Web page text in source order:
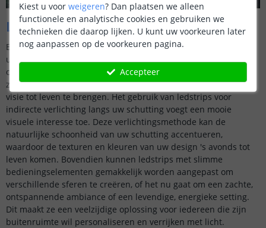
Lichtpatronen
Bent u op zoek naar een creatieve manier om uw schutting in
uw tuin te verlichten? Met ledstrips kunt u uw eigen patronen
of designs laten schijnen! Of het nu gaat om vormen, golven of
zelfs tekst, ledstrips bieden uw de flexibiliteit om uw creatieve
visie tot leven te brengen. Het gebruik van ledstrips voor
indirecte verlichting langs uw schutting voegt een mooie
visuele interesse toe. Deze verlichtingsmethode kan de
natuurlijke schoonheid van uw schutting accentueren,
waardoor de texturen en kleuren van uw design 's avonds tot
leven komen. Bovendien kunnen ledstrips met slimme
bedieningselementen gemakkelijk worden aangepast om
verschillende sferen te creëren, of het nu gaat om een zachte,
ontspannende ambiance of een levendige, energieke setting.
Dit maakt ze een veelzijdige oplossing voor iedereen die zijn
buitenruimte wil personaliseren en verrijken met licht.
Kiest u voor weigeren? Dan plaatsen we alleen
functionele en analytische cookies en gebruiken we
technieken die daarop lijken. U kunt uw voorkeuren later
nog aanpassen op de voorkeuren pagina.
Accepteer